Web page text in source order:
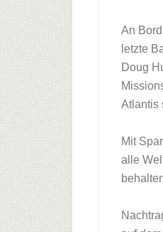
An
letzte
Doug
Atlantis
Mit
alle